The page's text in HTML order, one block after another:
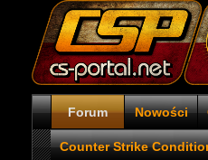
Forum Nowości
Counter Strike